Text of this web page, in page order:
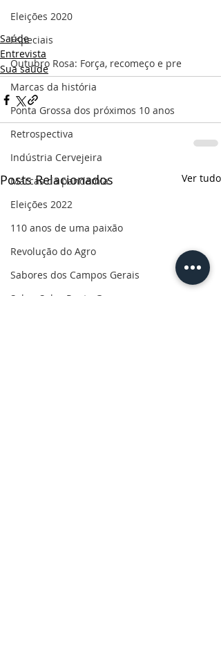
Eleições 2020
Especiais
Outubro Rosa: Força, recomeço e pre
Marcas da história
Ponta Grossa dos próximos 10 anos
Retrospectiva
Indústria Cervejeira
Marcas da pandemia
Eleições 2022
110 anos de uma paixão
Revolução do Agro
Sabores dos Campos Gerais
Salva, Salve Ponta Grossa
Saúde
Entrevista
Sua saúde
Posts Relacionados Ver tudo